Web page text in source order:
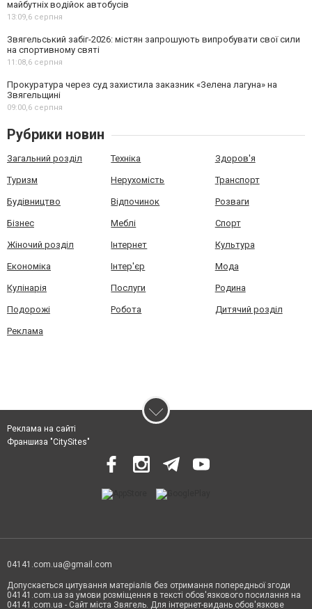
майбутніх водійок автобусів
13:09, 6 серпня
Звягельський забіг-2026: містян запрошують випробувати свої сили
на спортивному святі
11:08, 6 серпня
Прокуратура через суд захистила заказник «Зелена лагуна» на
Звягельщині
09:00, 6 серпня
Рубрики новин
Загальний розділ Техніка Здоров'я
Туризм Нерухомість Транспорт
Будівництво Відпочинок Розваги
Бізнес Меблі Спорт
Жіночий розділ Інтернет Культура
Економіка Інтер'єр Мода
Кулінарія Послуги Родина
Подорожі Робота Дитячий розділ
Реклама
Реклама на сайті
Франшиза "CitySites"
04141.com.ua@gmail.com
Допускається цитування матеріалів без отримання попередньої згоди
04141.com.ua за умови розміщення в тексті обов'язкового посилання на
04141.com.ua - Сайт міста Звягель. Для інтернет-видань обов'язкове